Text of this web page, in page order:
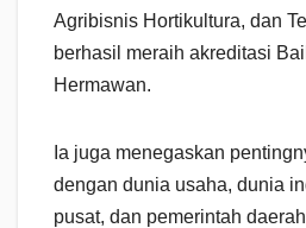
Agribisnis Hortikultura, dan
berhasil meraih akreditasi
Hermawan.
Ia juga menegaskan
dengan dunia usaha, dunia
pusat, dan pemerintah